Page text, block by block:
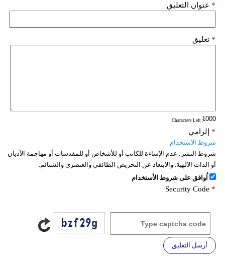
عنوان التعليق *
تعليق *
: Characters Left
إلزامي *
شروط الاستخدام
شروط النشر: عدم الإساءة للكاتب أو للأشخاص أو للمقدسات أو مهاجمة الأديان
أو الذات الالهية. والابتعاد عن التحريض الطائفي والعنصري والشتائم.
اُوافق على شروط الأستخدام
Security Code *
أرسل التعليق